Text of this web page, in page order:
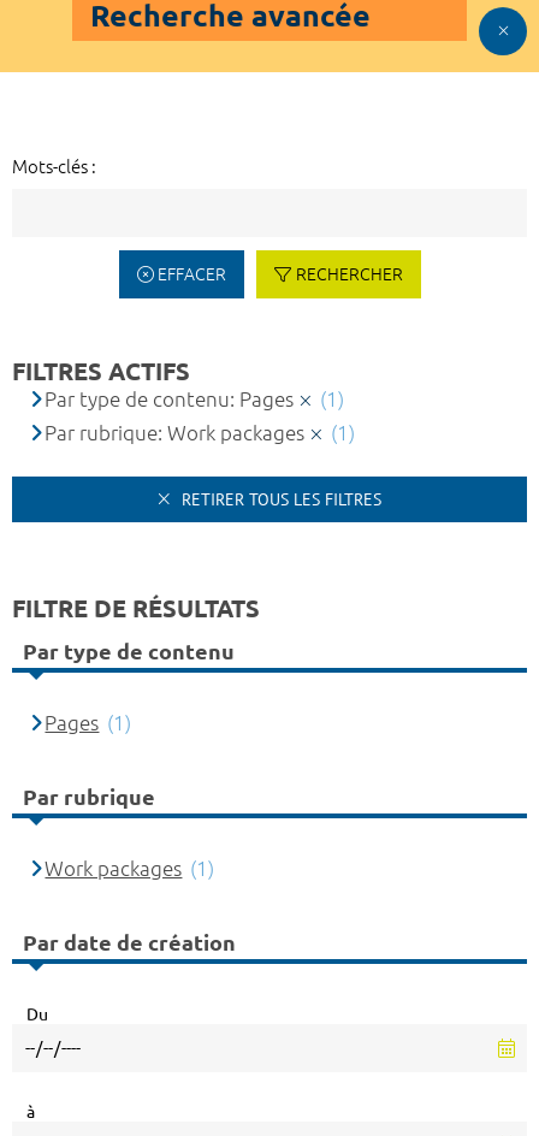
Recherche avancée
Mots-clés :
EFFACER RECHERCHER
FILTRES ACTIFS
Par type de contenu: Pages
(1)
Par rubrique: Work packages
(1)
RETIRER TOUS LES FILTRES
FILTRE DE RÉSULTATS
Par type de contenu
Pages (1)
Par rubrique
Work packages (1)
Par date de création
Du
à